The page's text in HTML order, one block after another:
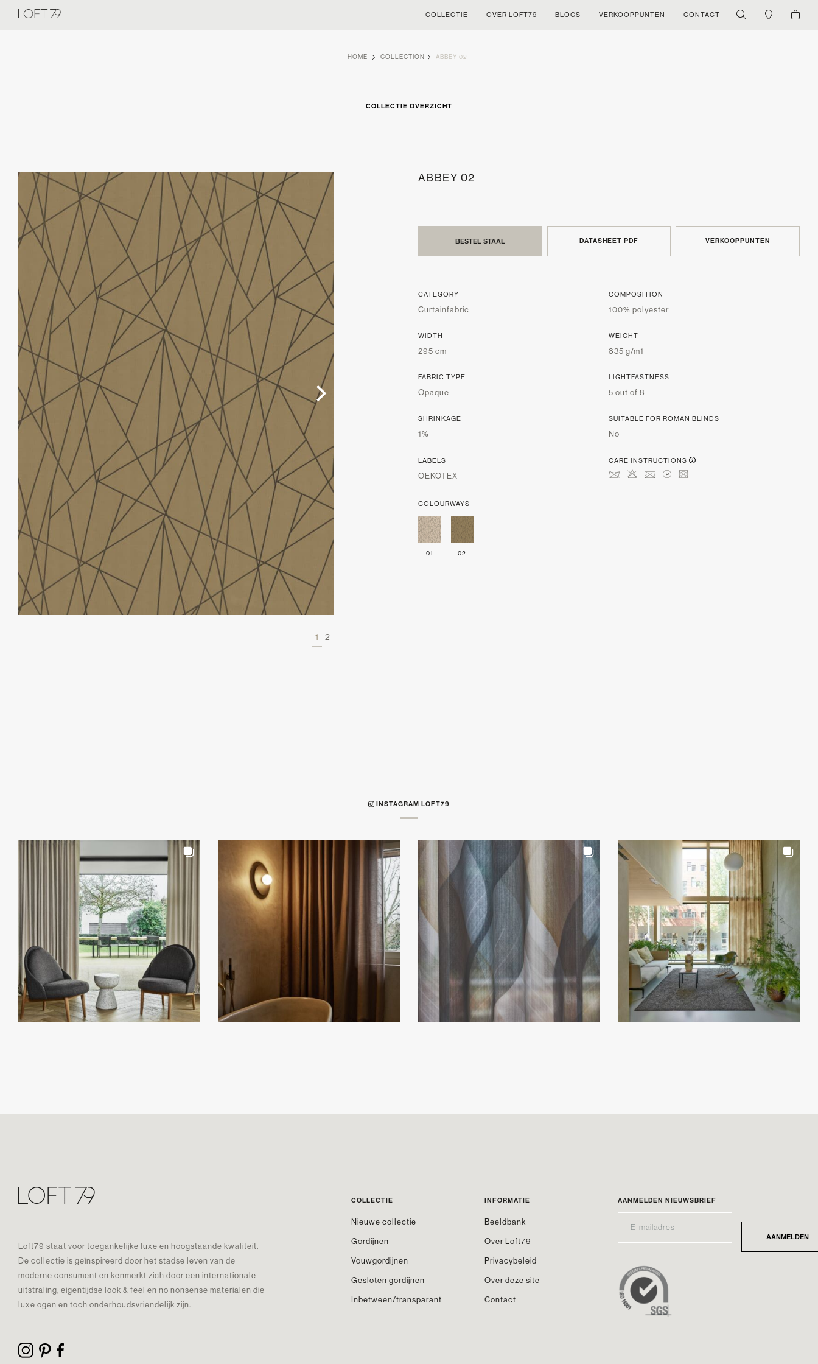
COLLECTIE OVER LOFT79 BLOGS VERKOOPPUNTEN CONTACT
HOME COLLECTION ABBEY 02
COLLECTIE OVERZICHT
1 2
ABBEY 02
BESTEL STAAL DATASHEET PDF VERKOOPPUNTEN
CATEGORY
Curtainfabric
COMPOSITION
100% polyester
WIDTH
295 cm
WEIGHT
835 g/m1
FABRIC TYPE
Opaque
LIGHTFASTNESS
5 out of 8
SHRINKAGE
1%
SUITABLE FOR ROMAN BLINDS
No
LABELS
OEKOTEX
CARE INSTRUCTIONS
dHCLU
COLOURWAYS
01 02
INSTAGRAM LOFT79
Loft79 staat voor toegankelijke luxe en hoogstaande kwaliteit.
De collectie is geïnspireerd door het stadse leven van de
moderne consument en kenmerkt zich door een internationale
uitstraling, eigentijdse look & feel en no nonsense materialen die
luxe ogen en toch onderhoudsvriendelijk zijn.
COLLECTIE
Nieuwe collectie
Gordijnen
Vouwgordijnen
Gesloten gordijnen
Inbetween/transparant
INFORMATIE
Beeldbank
Over Loft79
Privacybeleid
Over deze site
Contact
AANMELDEN NIEUWSBRIEF
AANMELDEN